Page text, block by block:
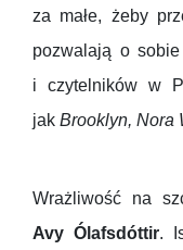
za małe, żeby
pozwalają o
i czytelników w
jak Brooklyn, Nora
Wrażliwość na
Avy Ólafsdóttir.